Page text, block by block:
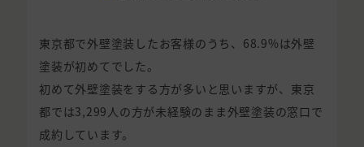
東京都で外壁塗装したお客様のうち、68.9%は外壁
塗装が初めてでした。
初めて外壁塗装をする方が多いと思いますが、東京
都では3,299人の方が未経験のまま外壁塗装の窓口で
成約しています。